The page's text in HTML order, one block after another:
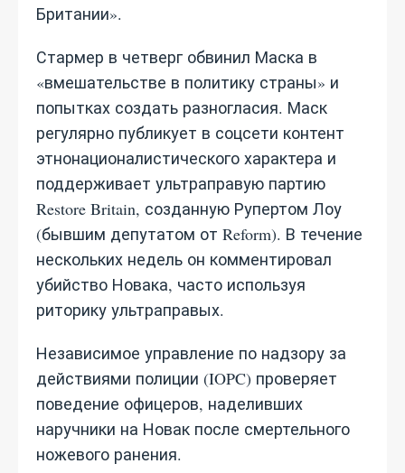
Британии».
Стармер в четверг обвинил Маска в
«вмешательстве в политику страны» и
попытках создать разногласия. Маск
регулярно публикует в соцсети контент
этнонационалистического характера и
поддерживает ультраправую партию
Restore Britain, созданную Рупертом Лоу
(бывшим депутатом от Reform). В течение
нескольких недель он комментировал
убийство Новака, часто используя
риторику ультраправых.
Независимое управление по надзору за
действиями полиции (IOPC) проверяет
поведение офицеров, наделивших
наручники на Новак после смертельного
ножевого ранения.